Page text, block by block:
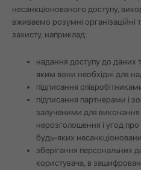
несанкціонованого доступу,
вживаємо розумні організаційні
захисту, наприклад:
надання доступу до даних
яким вони необхідні для
підписання
підписання партнерами і
залученими для
нерозголошення і угод
будь-яких
зберігання персональних
користувача, в